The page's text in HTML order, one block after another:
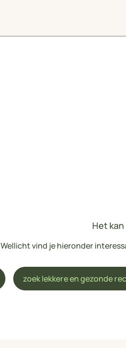
Het
Wellicht vind je hieronder
zoek lekkere en gezonde